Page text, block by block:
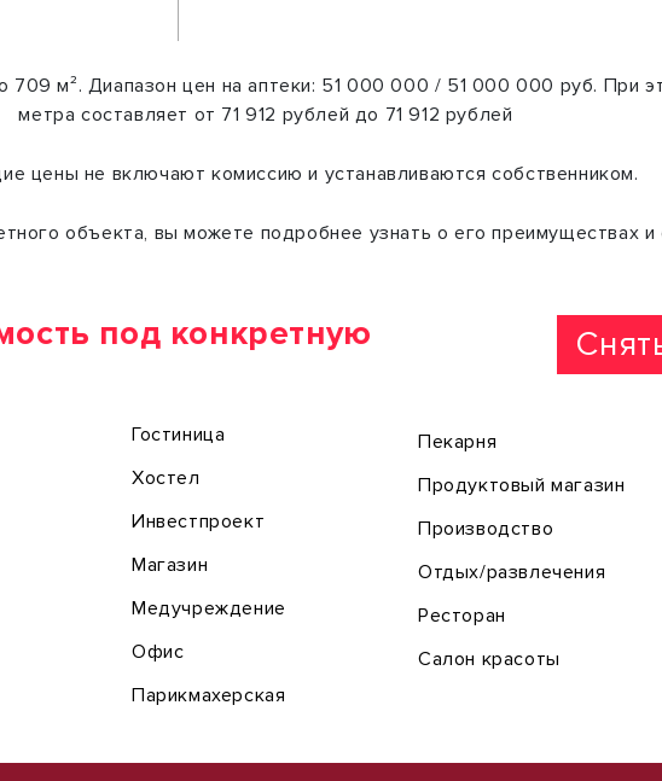
м². Диапазон цен на аптеки: 51 000 000 / 51 000 000 руб. При
метра составляет от 71 912 рублей до 71 912 рублей
цены не включают комиссию и устанавливаются собственником.
объекта, вы можете подробнее узнать о его преимуществах и
под конкретную
Гостиница
Хостел
Инвестпроект
Магазин
Медучреждение
Офис
Парикмахерская
Пекарня
Продуктовый магазин
Производство
Отдых/развлечения
Ресторан
Салон красоты